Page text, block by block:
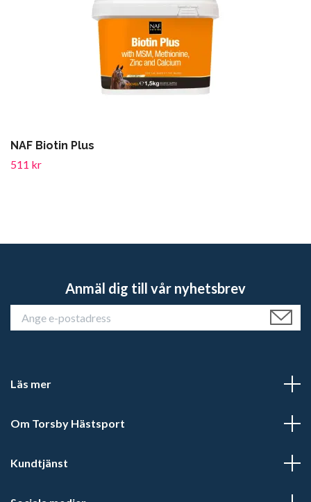
NAF Biotin Plus
511 kr
Anmäl dig till vår nyhetsbrev
Läs mer
Om Torsby Hästsport
Kundtjänst